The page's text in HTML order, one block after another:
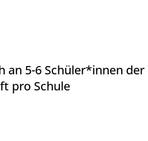
an 5-6 Schüler*innen der
pro Schule